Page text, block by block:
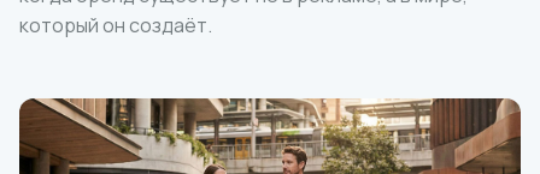
который он создаёт.